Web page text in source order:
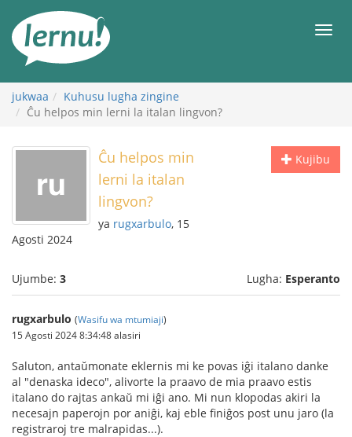
maudhui
jukwaa
Kuhusu lugha zingine
Ĉu helpos min lerni la italan lingvon?
Kujibu
Ĉu helpos min
lerni la italan
lingvon?
ya rugxarbulo, 15
Agosti 2024
Ujumbe: 3 Lugha: Esperanto
rugxarbulo (Wasifu wa mtumiaji)
15 Agosti 2024 8:34:48 alasiri
Saluton, antaŭmonate eklernis mi ke povas iĝi italano danke
al "denaska ideco", alivorte la praavo de mia praavo estis
italano do rajtas ankaŭ mi iĝi ano. Mi nun klopodas akiri la
necesajn paperojn por aniĝi, kaj eble finiĝos post unu jaro (la
registraroj tre malrapidas...).